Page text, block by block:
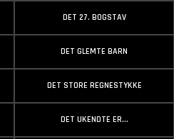
DET 27. BOGSTAV
DET GLEMTE BARN
DET STORE REGNESTYKKE
DET UKENDTE ER...